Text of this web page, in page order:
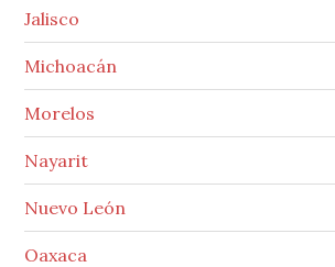
Jalisco
Michoacán
Morelos
Nayarit
Nuevo León
Oaxaca